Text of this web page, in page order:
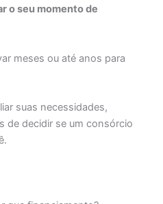
o seu momento de
meses ou até anos para
suas necessidades,
de decidir se um consórcio